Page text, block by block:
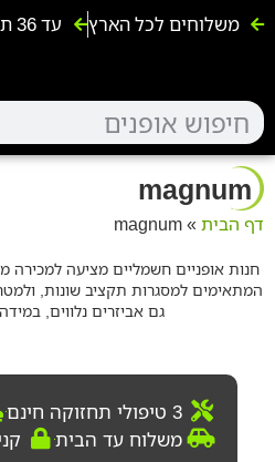
משלוחים לכל הארץ עד 36 תשלומים בהוראת קבע
magnum
דף הבית »
magnum
חנות אופניים חשמליים מציעה למכירה
המתאימים למסגרות תקציב שונות,
גם אביזרים נלווים,
3 טיפולי תחזוקה חינם
משלוח עד הבית